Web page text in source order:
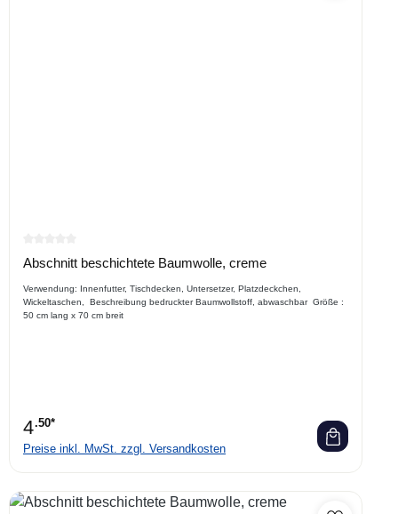
Durchschnittliche Bewertung von 0 von 5 Sternen
Abschnitt beschichtete Baumwolle, creme
Verwendung: Innenfutter, Tischdecken, Untersetzer, Platzdeckchen,
Wickeltaschen, Beschreibung bedruckter Baumwollstoff, abwaschbar Größe :
50 cm lang x 70 cm breit
4.50*
Preise inkl. MwSt. zzgl. Versandkosten